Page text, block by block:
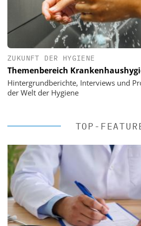
ZUKUNFT DER HYGIENE
Themenbereich
Hintergrundberichte, Interviews und
der Welt der Hygiene
TOP-